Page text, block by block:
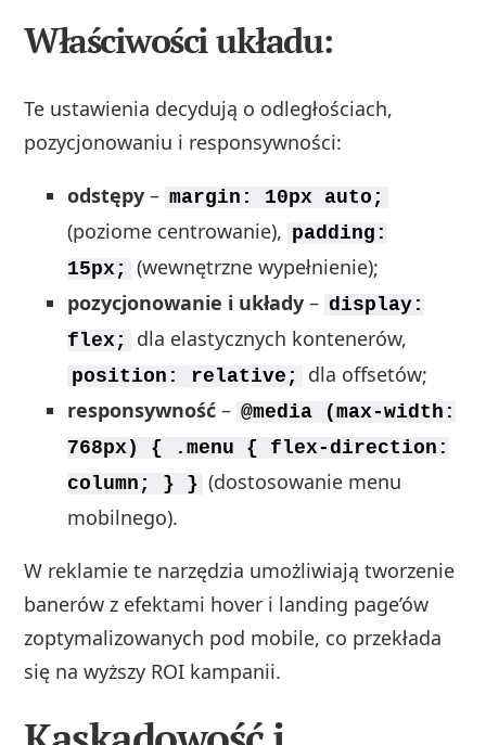
Właściwości układu:
Te ustawienia decydują o odległościach,
pozycjonowaniu i responsywności:
odstępy – margin: 10px auto;
(poziome centrowanie), padding:
15px;
(wewnętrzne wypełnienie);
pozycjonowanie i układy – display:
flex;
dla elastycznych kontenerów,
position: relative;
dla offsetów;
responsywność – @media (max-width:
768px) { .menu { flex-direction:
column; } } (dostosowanie menu
mobilnego).
W reklamie te narzędzia umożliwiają tworzenie
banerów z efektami hover i landing page’ów
zoptymalizowanych pod mobile, co przekłada
się na wyższy ROI kampanii.